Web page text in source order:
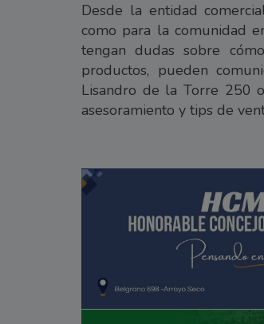
Desde la entidad
como para la comunidad
tengan dudas sobre
productos, pueden
Lisandro de la Torre 250
asesoramiento y tips de